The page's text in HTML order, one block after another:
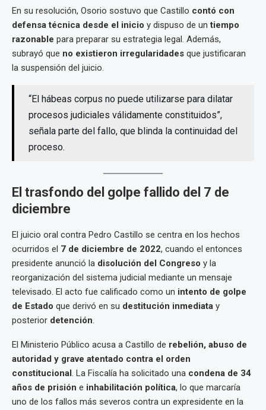
En su resolución, Osorio sostuvo que Castillo contó con
defensa técnica desde el inicio y dispuso de untiempo
razonable para preparar su estrategia legal. Además,
subrayó que no existieron irregularidades que justificaran
la suspensión del juicio.
“El hábeas corpus no puede utilizarse para dilatar
procesos judiciales válidamente constituidos”,
señala parte del fallo, que blinda la continuidad del
proceso.
El trasfondo del golpe fallido del 7 de
diciembre
El juicio oral contra Pedro Castillo se centra en los hechos
ocurridos el 7 de diciembre de 2022, cuando el entonces
presidente anunció la disolución del Congreso y la
reorganización del sistema judicial mediante un mensaje
televisado. El acto fue calificado como un intento de golpe
de Estado que derivó en su destitución inmediata y
posterior detención.
El Ministerio Público acusa a Castillo de rebelión, abuso de
autoridad y grave atentado contra el orden
constitucional. La Fiscalía ha solicitado una condena de 34
años de prisión e inhabilitación política, lo que marcaría
uno de los fallos más severos contra un expresidente en la